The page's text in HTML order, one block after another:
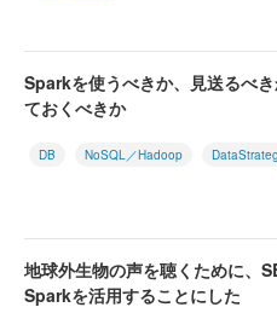
Sparkを使うべきか、見送るべ
ておくべきか
DB NoSQL／Hadoop
地球外生物の声を聴くために、
Sparkを活用することにした